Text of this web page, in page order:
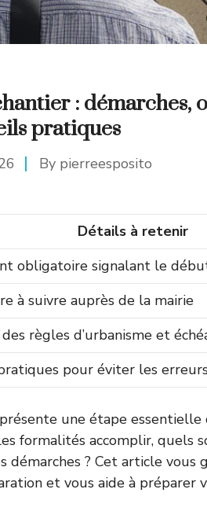
: démarches,
pratiques
By pierreesposito
Détails à retenir
obligatoire signalant le
à suivre auprès de la mairie
règles d’urbanisme et
pour éviter les
une étape
formalités accomplir, quels
? Cet article vous
et vous aide à préparer